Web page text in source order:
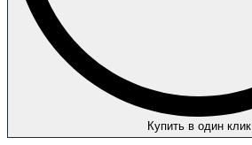
Купить в один клик